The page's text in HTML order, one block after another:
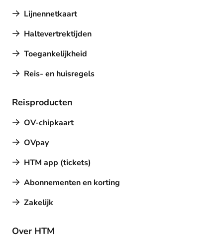
Lijnennetkaart
Haltevertrektijden
Toegankelijkheid
Reis- en huisregels
Reisproducten
OV-chipkaart
OVpay
HTM app (tickets)
Abonnementen en korting
Zakelijk
Over HTM